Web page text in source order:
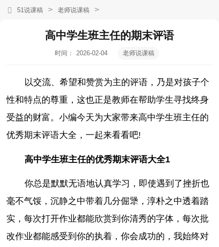
51说课稿 > 老师说课稿 >
高中学生班主任的期末评语
时间：
2026-02-04
老师说课稿
以交流、希望和赞赏为主的评语，乃是对孩子个
性和特点的尊重，这也正是教师在帮助学生寻找终身
受益的财富。小编今天为大家带来高中学生班主任的
优秀期末评语大全，一起来看看吧!
高中学生班主任的优秀期末评语大全1
你总是默默无语地认真学习，即使遇到了挫折也
毫不气馁，沉静之中带着几分倔犟，淳朴之中透着踏
实，每次打开作业都能欣赏到你清秀的字体，每次批
改作业都能感受到你的执着，你会成功的，我始终对